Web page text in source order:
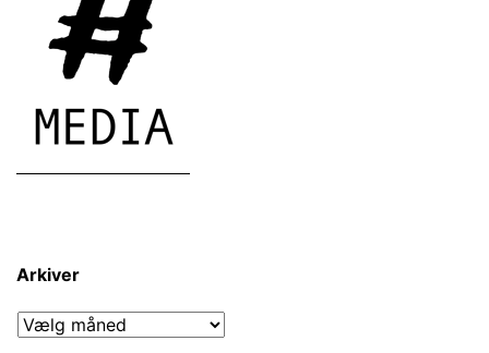
Arkiver
Arkiver